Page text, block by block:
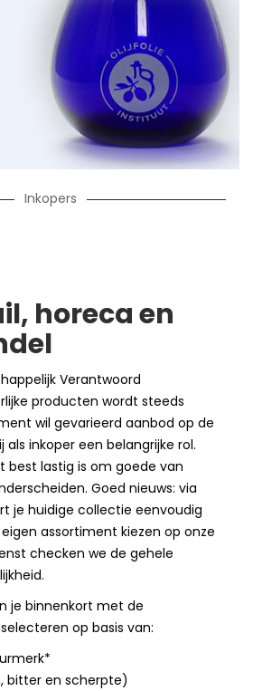
Inkopers
horeca en
Verantwoord
producten wordt steeds
wil gevarieerd aanbod op de
als inkoper een belangrijke rol.
best lastig is om goede van
Goed nieuws: via
je huidige collectie eenvoudig
assortiment kiezen op onze
checken we de gehele
je binnenkort met de
op basis van:
bitter en scherpte)